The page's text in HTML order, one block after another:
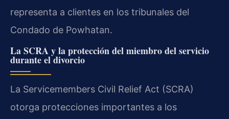
representa a clientes en los tribunales del
Condado de Powhatan.
La SCRA y la protección del miembro del servicio
durante el divorcio
La Servicemembers Civil Relief Act (SCRA)
otorga protecciones importantes a los